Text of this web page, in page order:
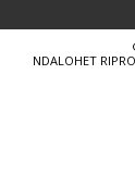
NDALOHET